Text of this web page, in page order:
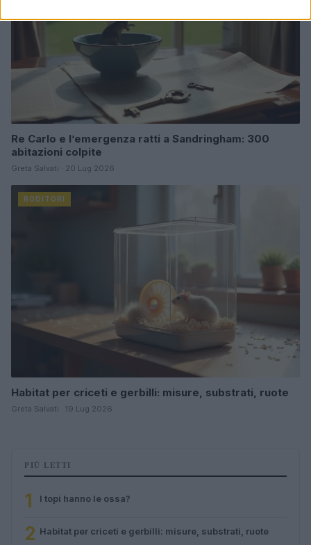
Re Carlo e l’emergenza ratti a Sandringham: 300
abitazioni colpite
Greta Salvati · 20 Lug 2026
RODITORI
Habitat per criceti e gerbilli: misure, substrati, ruote
Greta Salvati · 19 Lug 2026
PIÙ LETTI
1 I topi hanno le ossa?
2 Habitat per criceti e gerbilli: misure, substrati, ruote